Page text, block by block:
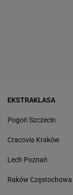
EKSTRAKLASA
Pogoń Szczecin
Cracovia Kraków
Lech Poznań
Raków Częstochowa